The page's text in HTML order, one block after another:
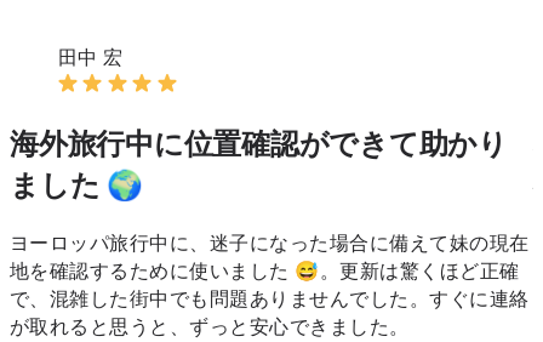
田中 宏
海外旅行中に位置確認ができて助かり
ました 🌍
ヨーロッパ旅行中に、迷子になった場合に備えて妹の現在
地を確認するために使いました 😅。更新は驚くほど正確
で、混雑した街中でも問題ありませんでした。すぐに連絡
が取れると思うと、ずっと安心できました。